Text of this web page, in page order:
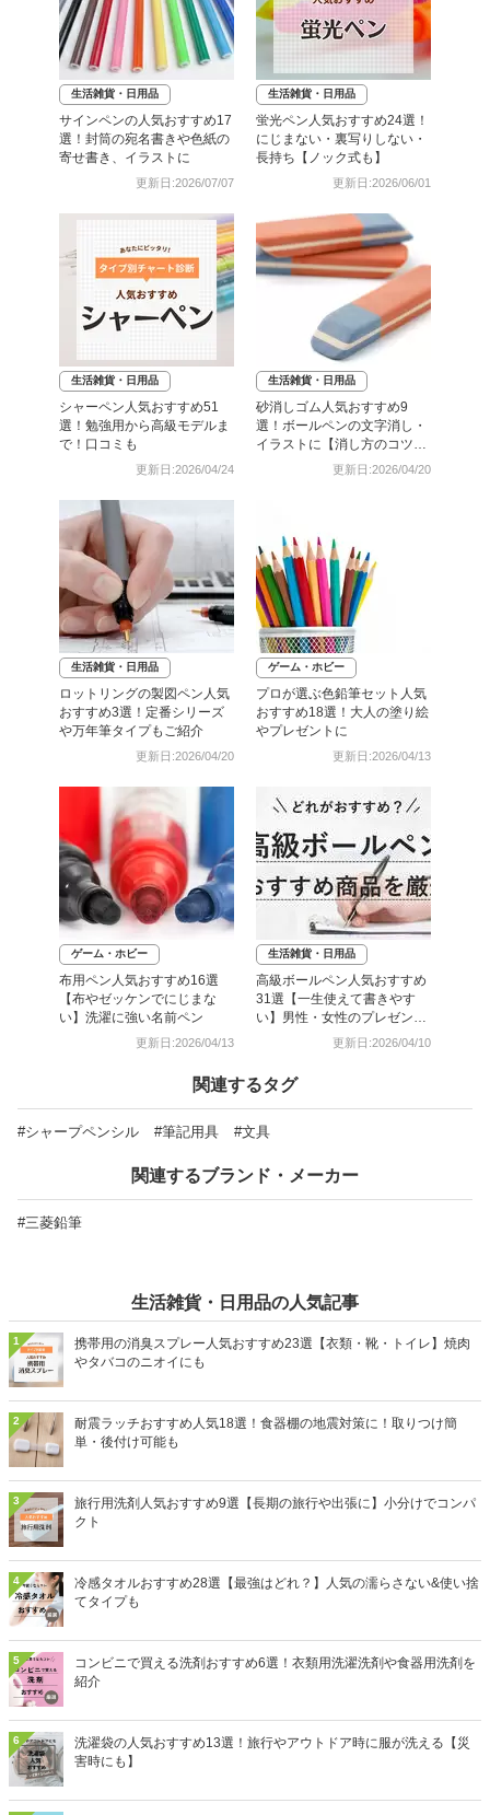
生活雑貨・日用品
サインペンの人気おすすめ17
選！封筒の宛名書きや色紙の
寄せ書き、イラストに
更新日:2026/07/07
生活雑貨・日用品
蛍光ペン人気おすすめ24選！
にじまない・裏写りしない・
長持ち【ノック式も】
更新日:2026/06/01
生活雑貨・日用品
シャーペン人気おすすめ51
選！勉強用から高級モデルま
で！口コミも
更新日:2026/04/24
生活雑貨・日用品
砂消しゴム人気おすすめ9
選！ボールペンの文字消し・
イラストに【消し方のコツも
更新日:2026/04/20
生活雑貨・日用品
ロットリングの製図ペン人気
おすすめ3選！定番シリーズ
や万年筆タイプもご紹介
更新日:2026/04/20
ゲーム・ホビー
プロが選ぶ色鉛筆セット人気
おすすめ18選！大人の塗り絵
やプレゼントに
更新日:2026/04/13
ゲーム・ホビー
布用ペン人気おすすめ16選
【布やゼッケンでにじまな
い】洗濯に強い名前ペン
更新日:2026/04/13
生活雑貨・日用品
高級ボールペン人気おすすめ
31選【一生使えて書きやす
い】男性・女性のプレゼント
更新日:2026/04/10
関連するタグ
#シャープペンシル #筆記用具 #文具
関連するブランド・メーカー
#三菱鉛筆
生活雑貨・日用品の人気記事
1
携帯用の消臭スプレー人気おすすめ23選【衣類・靴・トイレ】焼肉
やタバコのニオイにも
2
耐震ラッチおすすめ人気18選！食器棚の地震対策に！取りつけ簡
単・後付け可能も
3
旅行用洗剤人気おすすめ9選【長期の旅行や出張に】小分けでコンパ
クト
4
冷感タオルおすすめ28選【最強はどれ？】人気の濡らさない&使い捨
てタイプも
5
コンビニで買える洗剤おすすめ6選！衣類用洗濯洗剤や食器用洗剤を
紹介
6
洗濯袋の人気おすすめ13選！旅行やアウトドア時に服が洗える【災
害時にも】